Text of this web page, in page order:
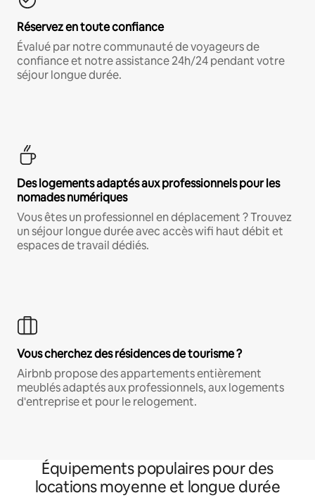
Réservez en toute confiance
Évalué par notre communauté de voyageurs de
confiance et notre assistance 24h/24 pendant votre
séjour longue durée.
Des logements adaptés aux professionnels pour les
nomades numériques
Vous êtes un professionnel en déplacement ? Trouvez
un séjour longue durée avec accès wifi haut débit et
espaces de travail dédiés.
Vous cherchez des résidences de tourisme ?
Airbnb propose des appartements entièrement
meublés adaptés aux professionnels, aux logements
d'entreprise et pour le relogement.
Équipements populaires pour des
locations moyenne et longue durée